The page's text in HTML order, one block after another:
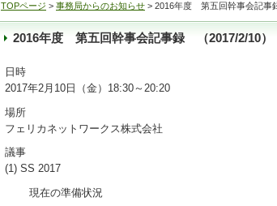
TOPページ > 事務局からのお知らせ > 2016年度 第五回幹事会記事
2016年度 第五回幹事会記事録 （2017/2/10）
日時
2017年2月10日（金）18:30～20:20
場所
フェリカネットワークス株式会社
議事
(1) SS 2017
現在の準備状況